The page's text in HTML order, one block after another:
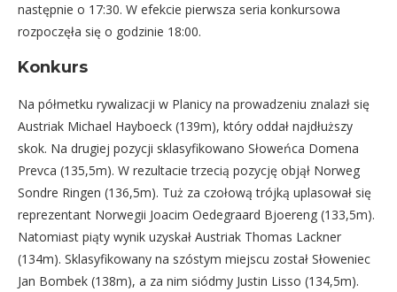
następnie o 17:30. W efekcie pierwsza seria konkursowa
rozpoczęła się o godzinie 18:00.
Konkurs
Na półmetku rywalizacji w Planicy na prowadzeniu znalazł się
Austriak Michael Hayboeck (139m), który oddał najdłuższy
skok. Na drugiej pozycji sklasyfikowano Słoweńca Domena
Prevca (135,5m). W rezultacie trzecią pozycję objął Norweg
Sondre Ringen (136,5m). Tuż za czołową trójką uplasował się
reprezentant Norwegii Joacim Oedegraard Bjoereng (133,5m).
Natomiast piąty wynik uzyskał Austriak Thomas Lackner
(134m). Sklasyfikowany na szóstym miejscu został Słoweniec
Jan Bombek (138m), a za nim siódmy Justin Lisso (134,5m).